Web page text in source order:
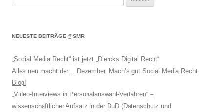
NEUESTE BEITRÄGE @SMR
„Social Media Recht“ ist jetzt „Diercks Digital Recht“
Alles neu macht der… Dezember. Mach’s gut Social Media Recht
Blog!
„Video-Interviews in Personalauswahl-Verfahren“ –
wissenschaftlicher Aufsatz in der DuD (Datenschutz und